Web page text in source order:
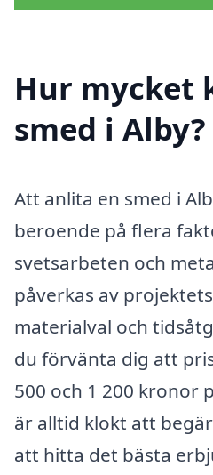
Hur mycket
smed i Alby?
Att anlita en smed i
beroende på flera
svetsarbeten och
påverkas av
materialval och
du förvänta dig att
500 och 1 200 kronor
är alltid klokt att
att hitta det bästa